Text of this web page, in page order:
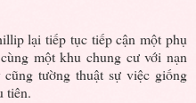
lại tiếp tục tiếp cận một phụ
một khu chung cư với nạn
tường thuật sự việc giống
tiên.